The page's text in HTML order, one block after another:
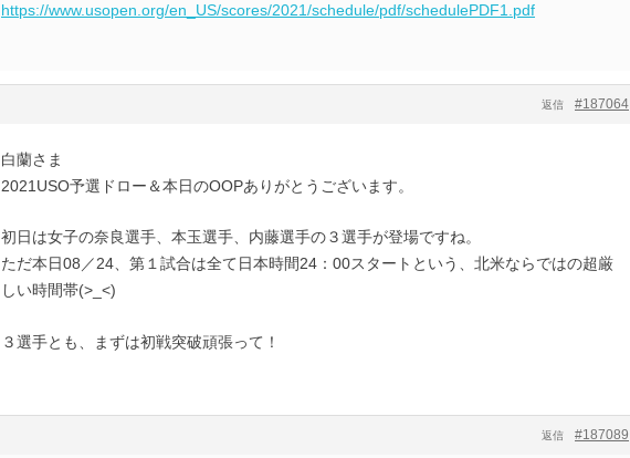
https://www.usopen.org/en_US/scores/2021/schedule/pdf/schedulePDF1.pdf
#187064
返信
白蘭さま
2021USO予選ドロー＆本日のOOPありがとうございます。
初日は女子の奈良選手、本玉選手、内藤選手の３選手が登場ですね。
ただ本日08／24、第１試合は全て日本時間24：00スタートという、北米ならではの超厳
しい時間帯(>_<)
３選手とも、まずは初戦突破頑張って！
#187089
返信